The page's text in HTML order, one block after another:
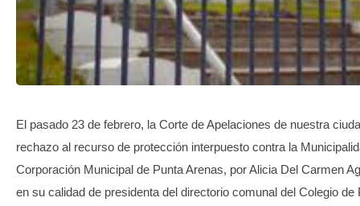
El pasado 23 de febrero, la Corte de Apelaciones de nuestra
rechazo al recurso de protección interpuesto contra la
Corporación Municipal de Punta Arenas, por Alicia Del Carmen
en su calidad de presidenta del directorio comunal del Colegio de